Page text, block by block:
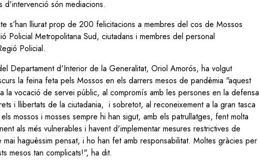
són mediacions.
s’han lliurat prop de 200 felicitacions a membres del cos de Mossos
Policial Metropolitana Sud, ciutadans i membres del personal
Policial.
Departament d'Interior de la Generalitat, Oriol Amorós, ha volgut
la feina feta pels Mossos en els darrers mesos de pandèmia "aquest
la vocació de servei públic, al compromís amb les persones en la defensa
i llibertats de la ciutadania, i sobretot, al reconeixement a la gran tasca
mossos i mosses sempre hi han sigut, amb els patrullatges, fent molta
als més vulnerables i havent d'implementar mesures restrictives de
mai haguèssim pensat, i ho han fet amb responsabilitat. Moltes gràcies per
mesos tan complicats!", ha dit.